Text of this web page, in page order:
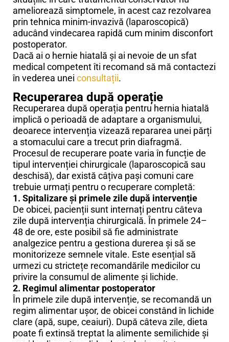
ameliorează simptomele, în acest caz rezolvarea
prin tehnica minim-invazivă (laparoscopică)
aducând vindecarea rapidă cum minim disconfort
postoperator.
Dacă ai o hernie hiatală și ai nevoie de un sfat
medical competent îti recomand să mă contactezi
în vederea unei consultații.
Recuperarea după operație
Recuperarea după operația pentru hernia hiatală
implică o perioadă de adaptare a organismului,
deoarece intervenția vizează repararea unei părți
a stomacului care a trecut prin diafragmă.
Procesul de recuperare poate varia în funcție de
tipul intervenției chirurgicale (laparoscopică sau
deschisă), dar există câțiva pași comuni care
trebuie urmați pentru o recuperare completă:
1. Spitalizare și primele zile după intervenție
De obicei, pacienții sunt internați pentru câteva
zile după intervenția chirurgicală. În primele 24–
48 de ore, este posibil să fie administrate
analgezice pentru a gestiona durerea și să se
monitorizeze semnele vitale. Este esențial să
urmezi cu strictețe recomandările medicilor cu
privire la consumul de alimente și lichide.
2. Regimul alimentar postoperator
În primele zile după intervenție, se recomandă un
regim alimentar ușor, de obicei constând în lichide
clare (apă, supe, ceaiuri). După câteva zile, dieta
poate fi extinsă treptat la alimente semilichide și